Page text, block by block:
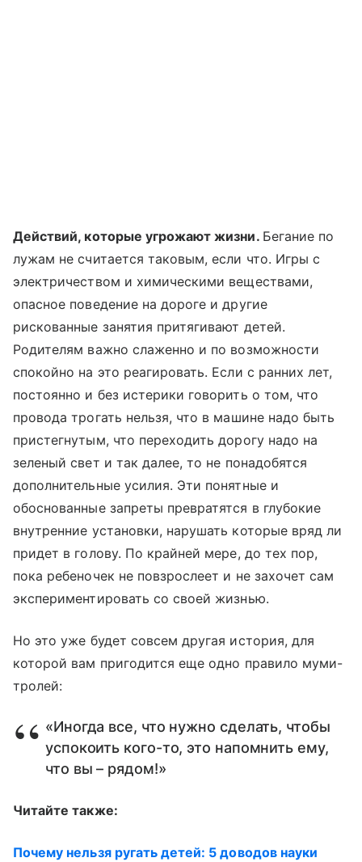
Действий, которые угрожают жизни. Бегание по
лужам не считается таковым, если что. Игры с
электричеством и химическими веществами,
опасное поведение на дороге и другие
рискованные занятия притягивают детей.
Родителям важно слаженно и по возможности
спокойно на это реагировать. Если с ранних лет,
постоянно и без истерики говорить о том, что
провода трогать нельзя, что в машине надо быть
пристегнутым, что переходить дорогу надо на
зеленый свет и так далее, то не понадобятся
дополнительные усилия. Эти понятные и
обоснованные запреты превратятся в глубокие
внутренние установки, нарушать которые вряд ли
придет в голову. По крайней мере, до тех пор,
пока ребеночек не повзрослеет и не захочет сам
экспериментировать со своей жизнью.
Но это уже будет совсем другая история, для
которой вам пригодится еще одно правило муми-
тролей:
«Иногда все, что нужно сделать, чтобы
успокоить кого-то, это напомнить ему,
что вы – рядом!»
Читайте также:
Почему нельзя ругать детей: 5 доводов науки